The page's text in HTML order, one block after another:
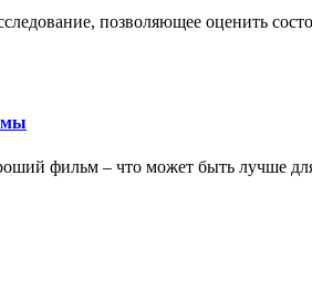
позволяющее оценить
фильм – что может быть лучше